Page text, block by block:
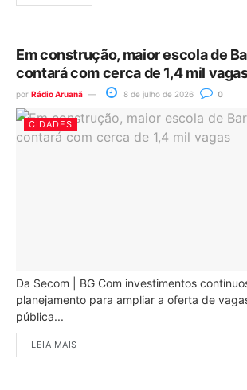
Em construção, maior escola de
contará com cerca de 1,4 mil
por Rádio Aruanã 8 de julho de 2026 0
CIDADES
Da Secom | BG Com investimentos
planejamento para ampliar a oferta de
pública...
LEIA MAIS